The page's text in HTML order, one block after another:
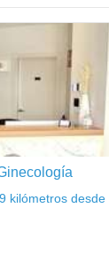
kilómetros